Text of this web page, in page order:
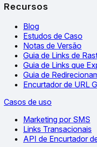
Recursos
Blog
Estudos de Caso
Notas de Versão
Guia de Links de
Guia de Links que
Guia de
Encurtador de URL
Casos de uso
Marketing por SMS
Links Transacionais
API de Encurtador